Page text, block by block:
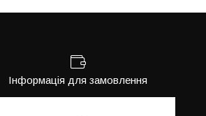
Інформація для замовлення